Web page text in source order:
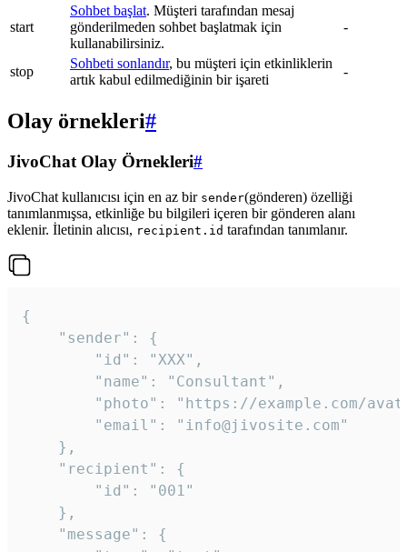
start
Sohbet başlat. Müşteri tarafından mesaj
gönderilmeden sohbet başlatmak için
kullanabilirsiniz.
-
stop
Sohbeti sonlandır, bu müşteri için etkinliklerin
artık kabul edilmediğinin bir işareti
-
Olay örnekleri#
JivoChat Olay Örnekleri#
JivoChat kullanıcısı için en az bir sender(gönderen) özelliği
tanımlanmışsa, etkinliğe bu bilgileri içeren bir gönderen alanı
eklenir. İletinin alıcısı, recipient.id tarafından tanımlanır.
{